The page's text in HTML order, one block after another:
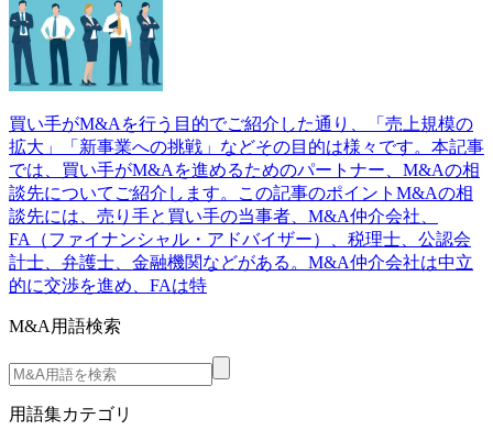
買い手がM&Aを行う目的でご紹介した通り、「売上規模の
拡大」「新事業への挑戦」などその目的は様々です。本記事
では、買い手がM&Aを進めるためのパートナー、M&Aの相
談先についてご紹介します。この記事のポイントM&Aの相
談先には、売り手と買い手の当事者、M&A仲介会社、
FA（ファイナンシャル・アドバイザー）、税理士、公認会
計士、弁護士、金融機関などがある。M&A仲介会社は中立
的に交渉を進め、FAは特
M&A用語検索
用語集カテゴリ